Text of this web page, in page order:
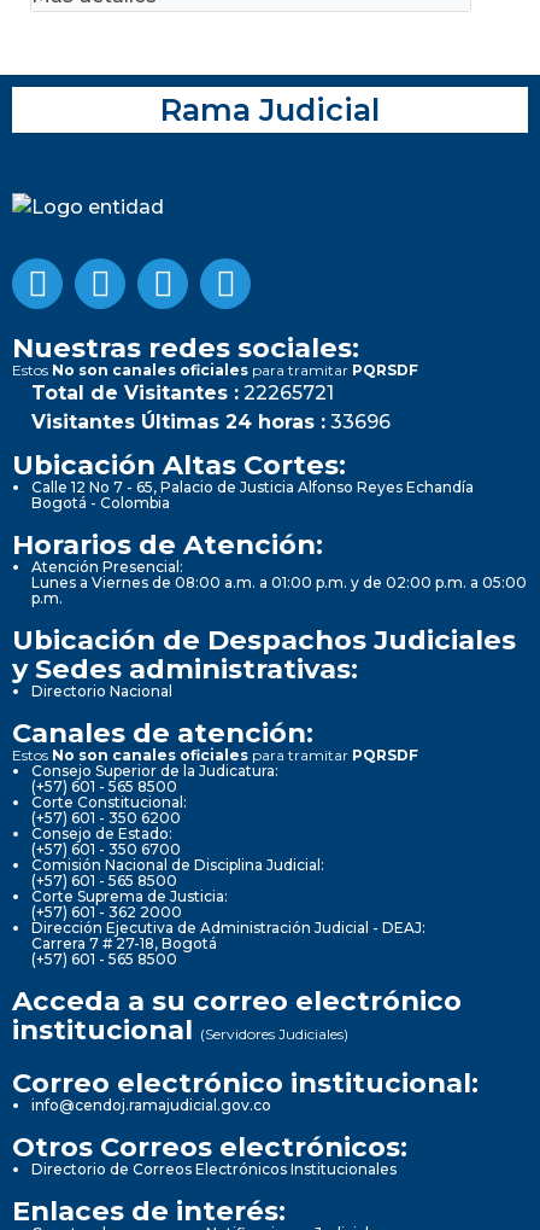
Rama Judicial
Nuestras redes sociales:
Estos No son canales oficiales para tramitar PQRSDF
Total de Visitantes : 22265721
Visitantes Últimas 24 horas : 33696
Ubicación Altas Cortes:
Calle 12 No 7 - 65, Palacio de Justicia Alfonso Reyes Echandía
Bogotá - Colombia
Horarios de Atención:
Atención Presencial:
Lunes a Viernes de 08:00 a.m. a 01:00 p.m. y de 02:00 p.m. a 05:00
p.m.
Ubicación de Despachos Judiciales
y Sedes administrativas:
Directorio Nacional
Canales de atención:
Estos No son canales oficiales para tramitar PQRSDF
Consejo Superior de la Judicatura:
(+57) 601 - 565 8500
Corte Constitucional:
(+57) 601 - 350 6200
Consejo de Estado:
(+57) 601 - 350 6700
Comisión Nacional de Disciplina Judicial:
(+57) 601 - 565 8500
Corte Suprema de Justicia:
(+57) 601 - 362 2000
Dirección Ejecutiva de Administración Judicial - DEAJ:
Carrera 7 # 27-18, Bogotá
(+57) 601 - 565 8500
Acceda a su correo electrónico
institucional (Servidores Judiciales)
Correo electrónico institucional:
info@cendoj.ramajudicial.gov.co
Otros Correos electrónicos:
Directorio de Correos Electrónicos Institucionales
Enlaces de interés: